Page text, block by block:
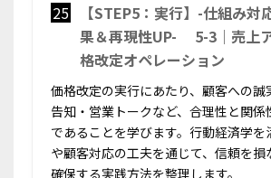
25
【STEP5：実行】-仕組み対
果＆再現性UP- 5-3｜売上
格改定オペレーション
価格改定の実行にあたり、顧客への誠
告知・営業トークなど、合理性と関
であることを学びます。行動経済学
や顧客対応の工夫を通じて、信頼を損
確保する実践方法を整理します。